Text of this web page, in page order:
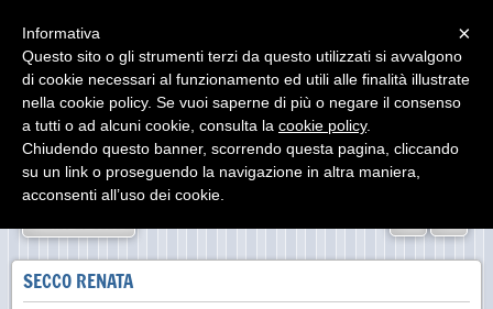
SECCO RENATA
×
Informativa
Questo sito o gli strumenti terzi da questo utilizzati si avvalgono
di cookie necessari al funzionamento ed utili alle finalità illustrate
nella cookie policy. Se vuoi saperne di più o negare il consenso
a tutti o ad alcuni cookie, consulta la cookie policy.
Chiudendo questo banner, scorrendo questa pagina, cliccando
su un link o proseguendo la navigazione in altra maniera,
acconsenti all’uso dei cookie.